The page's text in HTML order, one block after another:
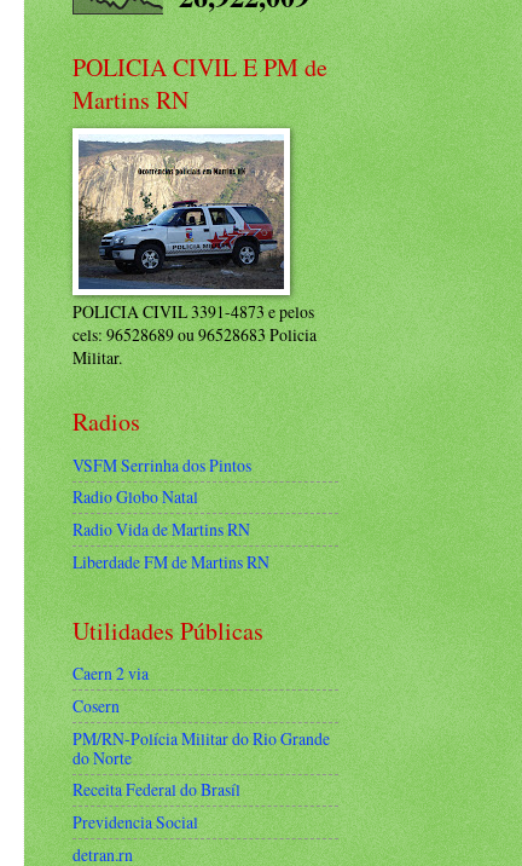
POLICIA CIVIL E PM de
Martins RN
POLICIA CIVIL 3391-4873 e pelos
cels: 96528689 ou 96528683 Policia
Militar.
Radios
VSFM Serrinha dos Pintos
Radio Globo Natal
Radio Vida de Martins RN
Liberdade FM de Martins RN
Utilidades Públicas
Caern 2 via
Cosern
PM/RN-Polícia Militar do Rio Grande
do Norte
Receita Federal do Brasíl
Previdencia Social
detran.rn